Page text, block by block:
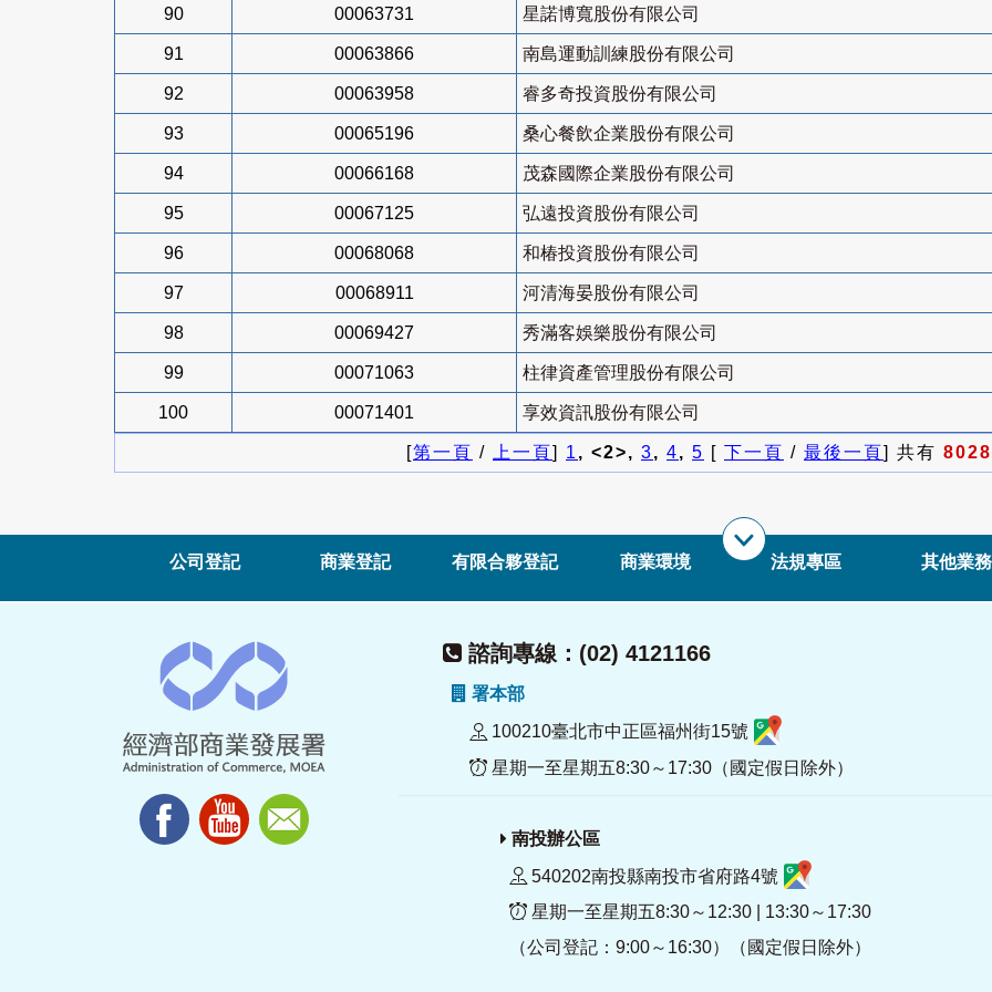
90 00063731 星諾博寬股份有限公司
91 00063866 南島運動訓練股份有限公司
92 00063958 睿多奇投資股份有限公司
93 00065196 桑心餐飲企業股份有限公司
94 00066168 茂森國際企業股份有限公司
95 00067125 弘遠投資股份有限公司
96 00068068 和椿投資股份有限公司
97 00068911 河清海晏股份有限公司
98 00069427 秀滿客娛樂股份有限公司
99 00071063 柱律資產管理股份有限公司
100 00071401 享效資訊股份有限公司
[第一頁 / 上一頁] 1, <2>, 3, 4, 5 [ 下一頁 / 最後一頁] 共有 8028
公司登記 商業登記 有限合夥登記 商業環境 法規專區 其他業務
諮詢專線：(02) 4121166
署本部
100210臺北市中正區福州街15號
星期一至星期五8:30～17:30（國定假日除外）
南投辦公區
540202南投縣南投市省府路4號
星期一至星期五8:30～12:30 | 13:30～17:30
（公司登記：9:00～16:30）（國定假日除外）